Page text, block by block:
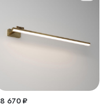
8 670 ₽